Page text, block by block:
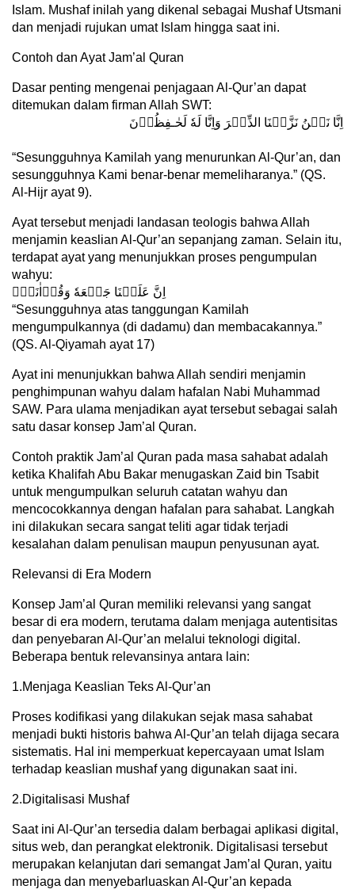
Islam. Mushaf inilah yang dikenal sebagai Mushaf Utsmani
dan menjadi rujukan umat Islam hingga saat ini.
Contoh dan Ayat Jam’al Quran
Dasar penting mengenai penjagaan Al-Qur’an dapat
ditemukan dalam firman Allah SWT:
اِنَّا نَحۡنُ نَزَّلۡنَا الذِّكۡرَ وَاِنَّا لَهٗ لَحٰـفِظُوۡنَ
“Sesungguhnya Kamilah yang menurunkan Al-Qur’an, dan
sesungguhnya Kami benar-benar memeliharanya.” (QS.
Al-Hijr ayat 9).
Ayat tersebut menjadi landasan teologis bahwa Allah
menjamin keaslian Al-Qur’an sepanjang zaman. Selain itu,
terdapat ayat yang menunjukkan proses pengumpulan
wahyu:
اِنَّ عَلَيۡنَا جَمۡعَهٗ وَقُرۡاٰنَهٗۚ
“Sesungguhnya atas tanggungan Kamilah
mengumpulkannya (di dadamu) dan membacakannya.”
(QS. Al-Qiyamah ayat 17)
Ayat ini menunjukkan bahwa Allah sendiri menjamin
penghimpunan wahyu dalam hafalan Nabi Muhammad
SAW. Para ulama menjadikan ayat tersebut sebagai salah
satu dasar konsep Jam’al Quran.
Contoh praktik Jam’al Quran pada masa sahabat adalah
ketika Khalifah Abu Bakar menugaskan Zaid bin Tsabit
untuk mengumpulkan seluruh catatan wahyu dan
mencocokkannya dengan hafalan para sahabat. Langkah
ini dilakukan secara sangat teliti agar tidak terjadi
kesalahan dalam penulisan maupun penyusunan ayat.
Relevansi di Era Modern
Konsep Jam’al Quran memiliki relevansi yang sangat
besar di era modern, terutama dalam menjaga autentisitas
dan penyebaran Al-Qur’an melalui teknologi digital.
Beberapa bentuk relevansinya antara lain:
1.Menjaga Keaslian Teks Al-Qur’an
Proses kodifikasi yang dilakukan sejak masa sahabat
menjadi bukti historis bahwa Al-Qur’an telah dijaga secara
sistematis. Hal ini memperkuat kepercayaan umat Islam
terhadap keaslian mushaf yang digunakan saat ini.
2.Digitalisasi Mushaf
Saat ini Al-Qur’an tersedia dalam berbagai aplikasi digital,
situs web, dan perangkat elektronik. Digitalisasi tersebut
merupakan kelanjutan dari semangat Jam’al Quran, yaitu
menjaga dan menyebarluaskan Al-Qur’an kepada